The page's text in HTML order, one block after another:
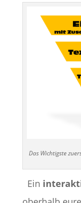
Das Wichtigste
Ein